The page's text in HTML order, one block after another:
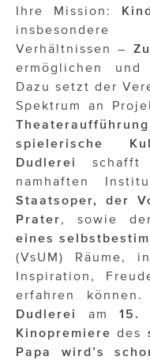
Ihre Mission:
Verhältnissen –
ermöglichen
Dazu setzt der
Spektrum an
spielerische
Dudlerei
schafft
namhaften
Staatsoper, der
Prater, sowie
eines
(VsUM) Räume,
Inspiration,
erfahren
Dudlerei
am15.
Kinopremiere des
Papa wird’s